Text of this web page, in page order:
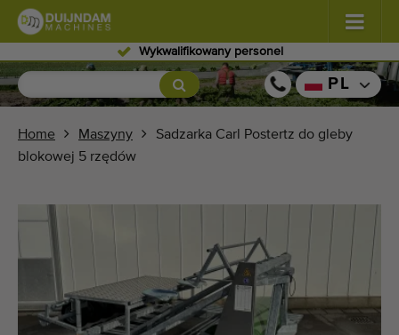
Wykwalifikowany personel
Kwiaty i rośliny
Warzywa szklarniowe
Owoce (333)
Przenośniki
Sprzedaj swoją maszynę!
PL
Home Maszyny
Sadzarka Carl Postertz do gleby
blokowej 5 rzędów